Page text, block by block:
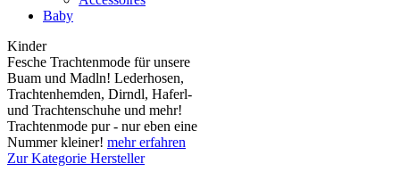
Baby
Kinder
Fesche Trachtenmode für unsere
Buam und Madln! Lederhosen,
Trachtenhemden, Dirndl, Haferl-
und Trachtenschuhe und mehr!
Trachtenmode pur - nur eben eine
Nummer kleiner! mehr erfahren
Zur Kategorie Hersteller